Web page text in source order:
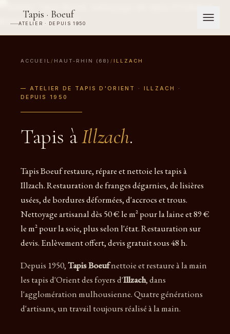
Tapis · Boeuf
ATELIER · DEPUIS 1950
ACCUEIL / HAUT-RHIN (68) / ILLZACH
— ATELIER DE TAPIS D'ORIENT · ILLZACH ·
DEPUIS 1950
Tapis àIllzach.
Tapis Boeuf restaure, répare et nettoie les tapis à
Illzach. Restauration de franges dégarnies, de lisières
usées, de bordures déformées, d'accrocs et trous.
Nettoyage artisanal dès 50 € le m² pour la laine et 89 €
le m² pour la soie, plus selon l'état. Restauration sur
devis. Enlèvement offert, devis gratuit sous 48 h.
Depuis 1950,Tapis Boeufnettoie et restaure à la main
les tapis d'Orient des foyers d'Illzach, dans
l'agglomération mulhousienne. Quatre générations
d'artisans, un travail toujours réalisé à la main.